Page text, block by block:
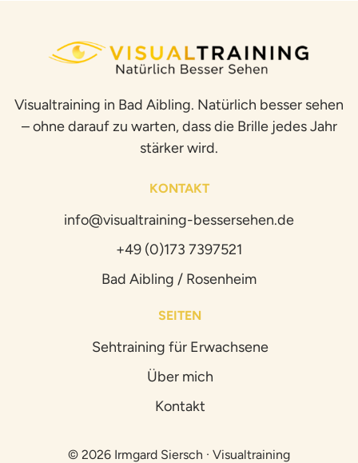
Visualtraining in Bad Aibling. Natürlich besser sehen
– ohne darauf zu warten, dass die Brille jedes Jahr
stärker wird.
KONTAKT
info@visualtraining-bessersehen.de
+49 (0)173 7397521
Bad Aibling / Rosenheim
SEITEN
Sehtraining für Erwachsene
Über mich
Kontakt
© 2026 Irmgard Siersch · Visualtraining